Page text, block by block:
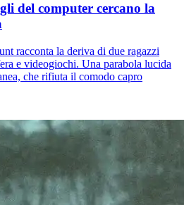
del computer cercano la
racconta la deriva di due ragazzi
e videogiochi. Una parabola lucida
che rifiuta il comodo capro